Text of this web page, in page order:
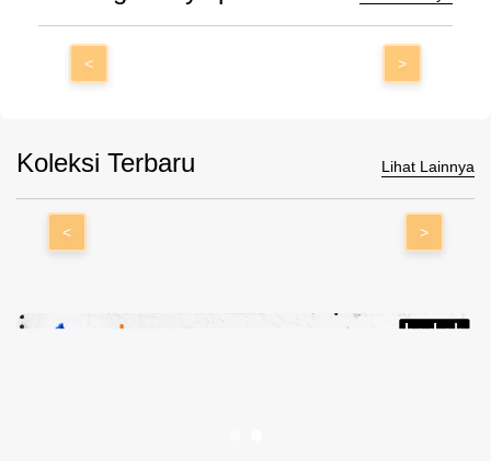
< >
Koleksi Terbaru Lihat Lainnya
< >